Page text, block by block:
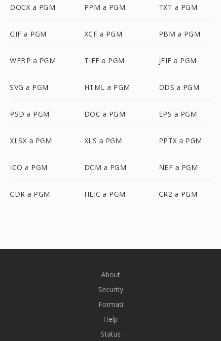
DOCX a PGM PPM a PGM TXT a PGM
GIF a PGM XCF a PGM PBM a PGM
WEBP a PGM TIFF a PGM JFIF a PGM
SVG a PGM HTML a PGM DDS a PGM
PSD a PGM DOC a PGM EPS a PGM
XLSX a PGM XLS a PGM PPTX a PGM
ICO a PGM DCM a PGM NEF a PGM
CDR a PGM HEIC a PGM CR2 a PGM
About
Security
Formati
Help
Status